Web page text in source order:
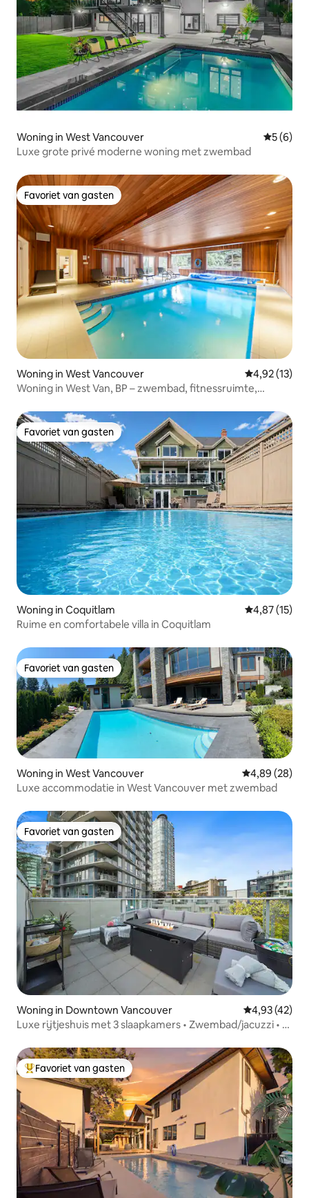
Woning in West Vancouver
5 (6)
Luxe grote privé moderne woning met zwembad
Favoriet van gasten
Favoriet van gasten
Woning in West Vancouver Gemiddelde
4,92 (13)
Woning in West Van, BP – zwembad, fitnessruimte,
Favoriet van gasten
Favoriet van gasten
Woning in Coquitlam Gemiddelde
4,87 (15)
Ruime en comfortabele villa in Coquitlam
Favoriet van gasten
Favoriet van gasten
Woning in West Vancouver Gemiddelde
4,89 (28)
Luxe accommodatie in West Vancouver met zwembad
Favoriet van gasten
Favoriet van gasten
Woning in Downtown Vancouver Gemiddelde
4,93 (42)
Luxe rijtjeshuis met 3 slaapkamers • Zwembad/jacuzzi • 8
Topfavoriet van gasten
Favoriet van gasten